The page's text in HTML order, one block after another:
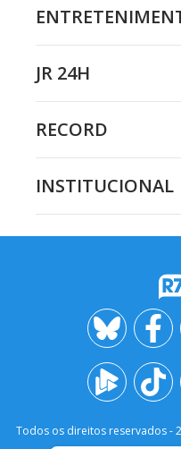
JR 24H
RECORD
INSTITUCIONAL
Todos os direitos reservados -